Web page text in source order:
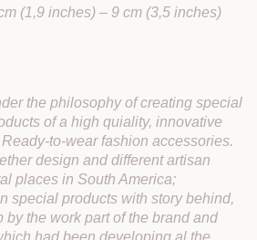
(1,9 inches) – 9 cm (3,5 inches)
the philosophy of creating special
of a high quiality, innovative
to-wear fashion accessories.
design and different artisan
places in South America;
special products with story behind,
by the work part of the brand and
had been developing al the